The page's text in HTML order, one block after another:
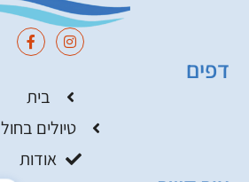
דפים
בית
טיולים בחול
אודות